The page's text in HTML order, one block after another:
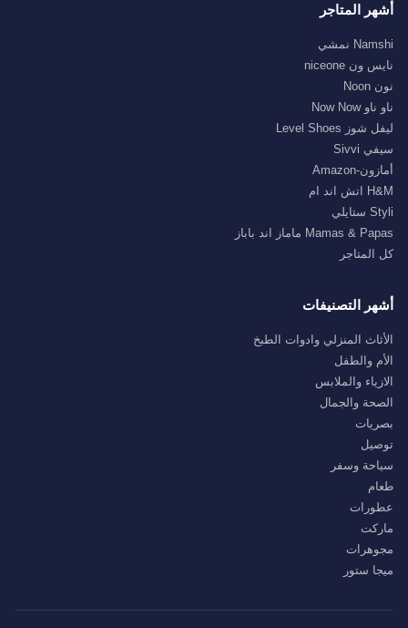
أشهر المتاجر
Namshi نمشي
نايس ون niceone
نون Noon
ناو ناو Now Now
ليفل شوز Level Shoes
سيفي Sivvi
أمازون-Amazon
H&M اتش اند ام
Styli ستايلي
Mamas & Papas ماماز اند باباز
كل المتاجر
أشهر التصنيفات
الأثاث المنزلي وادوات الطبخ
الأم والطفل
الازياء والملابس
الصحة والجمال
بصريات
توصيل
سياحة وسفر
طعام
عطورات
ماركت
مجوهرات
ميجا ستور